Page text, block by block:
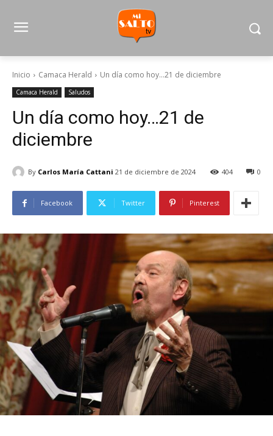
Inicio Camaca Herald Un día como hoy…21 de diciembre
Camaca Herald Saludos
Un día como hoy…21 de
diciembre
By Carlos María Cattani 21 de diciembre de 2024 0
404
Facebook Twitter Pinterest